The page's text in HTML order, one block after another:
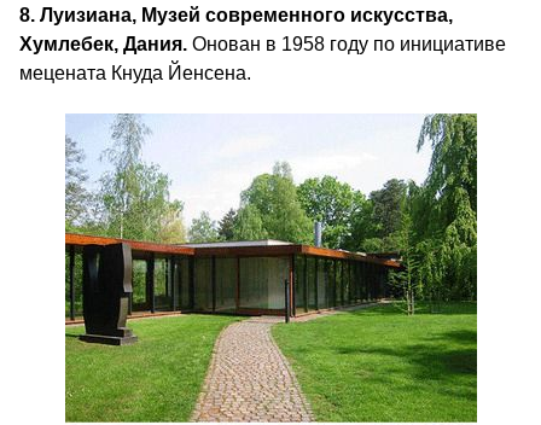
8. Луизиана, Музей современного искусства,
Хумлебек, Дания. Онован в 1958 году по инициативе
мецената Кнуда Йенсена.